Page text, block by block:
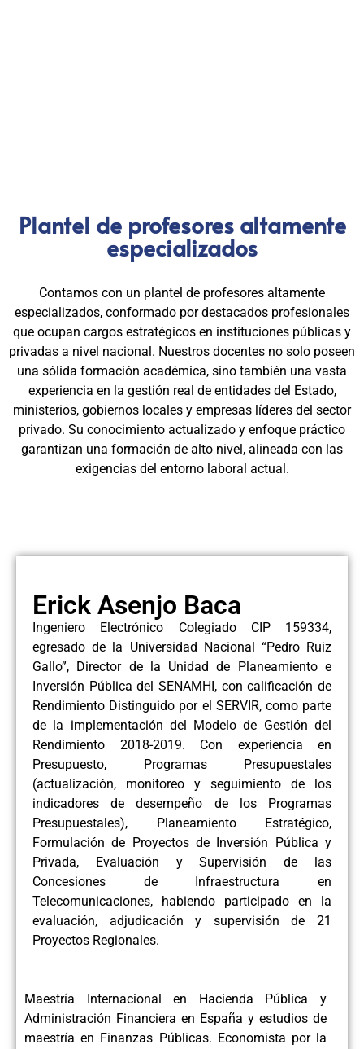
Plantel de profesores altamente
especializados
Contamos con un plantel de profesores altamente
especializados, conformado por destacados profesionales
que ocupan cargos estratégicos en instituciones públicas y
privadas a nivel nacional. Nuestros docentes no solo poseen
una sólida formación académica, sino también una vasta
experiencia en la gestión real de entidades del Estado,
ministerios, gobiernos locales y empresas líderes del sector
privado. Su conocimiento actualizado y enfoque práctico
garantizan una formación de alto nivel, alineada con las
exigencias del entorno laboral actual.
Erick Asenjo Baca
Ingeniero Electrónico Colegiado CIP 159334,
egresado de la Universidad Nacional “Pedro Ruiz
Gallo”, Director de la Unidad de Planeamiento e
Inversión Pública del SENAMHI, con calificación de
Rendimiento Distinguido por el SERVIR, como parte
de la implementación del Modelo de Gestión del
Rendimiento 2018-2019. Con experiencia en
Presupuesto, Programas Presupuestales
(actualización, monitoreo y seguimiento de los
indicadores de desempeño de los Programas
Presupuestales), Planeamiento Estratégico,
Formulación de Proyectos de Inversión Pública y
Privada, Evaluación y Supervisión de las
Concesiones de Infraestructura en
Telecomunicaciones, habiendo participado en la
evaluación, adjudicación y supervisión de 21
Proyectos Regionales.
Maestría Internacional en Hacienda Pública y
Administración Financiera en España y estudios de
maestría en Finanzas Públicas. Economista por la